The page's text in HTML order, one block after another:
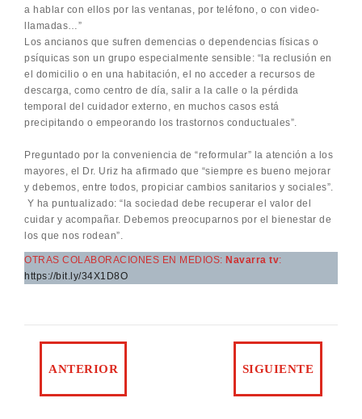
a hablar con ellos por las ventanas, por teléfono, o con video-
llamadas…”
Los ancianos que sufren demencias o dependencias físicas o
psíquicas son un grupo especialmente sensible: “la reclusión en
el domicilio o en una habitación, el no acceder a recursos de
descarga, como centro de día, salir a la calle o la pérdida
temporal del cuidador externo, en muchos casos está
precipitando o empeorando los trastornos conductuales”.
Preguntado por la conveniencia de “reformular” la atención a los
mayores, el Dr. Uriz ha afirmado que “siempre es bueno mejorar
y debemos, entre todos, propiciar cambios sanitarios y sociales”.
Y ha puntualizado: “la sociedad debe recuperar el valor del
cuidar y acompañar. Debemos preocuparnos por el bienestar de
los que nos rodean”.
OTRAS COLABORACIONES EN MEDIOS: Navarra tv:
https://bit.ly/34X1D8O